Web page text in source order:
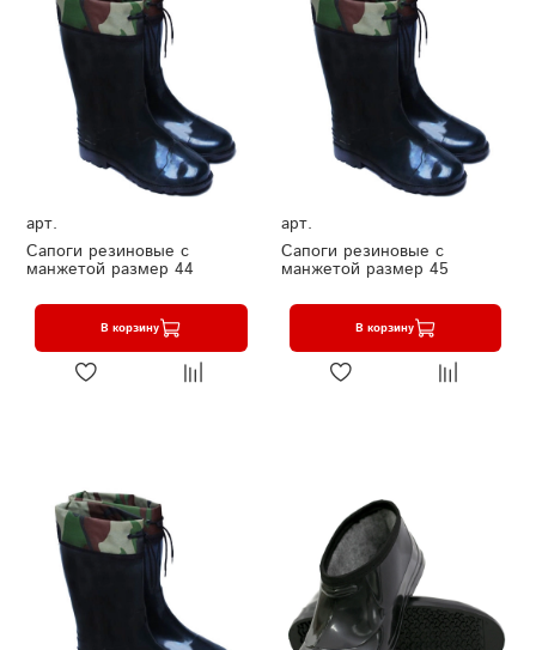
арт.
Сапоги резиновые с
манжетой размер 44
В корзину
арт.
Сапоги резиновые с
манжетой размер 45
В корзину